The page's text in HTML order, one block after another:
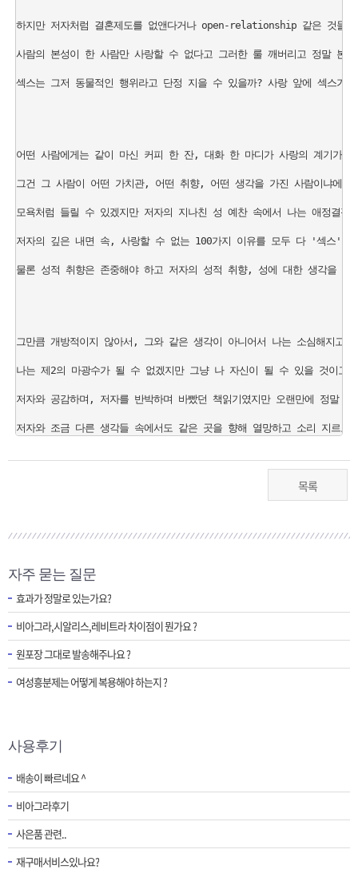
하지만 저자처럼 결혼제도를 없앤다거나 open-relationship 같은 것들
사람의 본성이 한 사람만 사랑할 수 없다고 그러한 룰 깨버리고 정말 본
섹스는 그저 동물적인 행위라고 단정 지을 수 있을까? 사랑 앞에 섹스가
어떤 사람에게는 같이 마신 커피 한 잔, 대화 한 마디가 사랑의 계기가
그건 그 사람이 어떤 가치관, 어떤 취향, 어떤 생각을 가진 사람이냐에
모욕처럼 들릴 수 있겠지만 저자의 지나친 성 예찬 속에서 나는 애정결
저자의 깊은 내면 속, 사랑할 수 없는 100가지 이유를 모두 다 '섹스' '
물론 성적 취향은 존중해야 하고 저자의 성적 취향, 성에 대한 생각을
그만큼 개방적이지 않아서, 그와 같은 생각이 아니어서 나는 소심해지
나는 제2의 마광수가 될 수 없겠지만 그냥 나 자신이 될 수 있을 것이고
저자와 공감하며, 저자를 반박하며 바빴던 책읽기였지만 오랜만에 정말
목록
자주 묻는 질문
효과가 정말로 있는가요?
비아그라,시알리스,레비트라 차이점이 뭔가요 ?
원포장 그대로 발송해주나요 ?
여성흥분제는 어떻게 복용해야 하는지 ?
사용후기
배송이 빠르네요 ^
비아그라후기
사은품 관련..
재구매서비스있나요?